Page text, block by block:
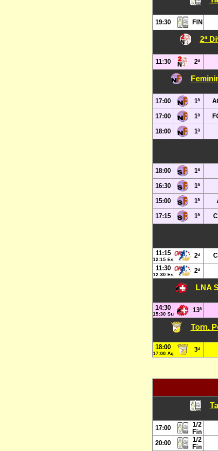
19:30 FIN
2ª
11:30 2ª
17:00 1ª
17:00 1ª
18:00 1ª
18:00 1ª
16:30 1ª
15:00 1ª
17:15 1ª
11:15
12:15 Es
2ª
11:30
12:30 Es
2ª
LNA
14:30
15:30 Su
13ª
Torn.
18:00
17:00 Aç
3ª
17:00
1/2
Fin
20:00
1/2
Fin